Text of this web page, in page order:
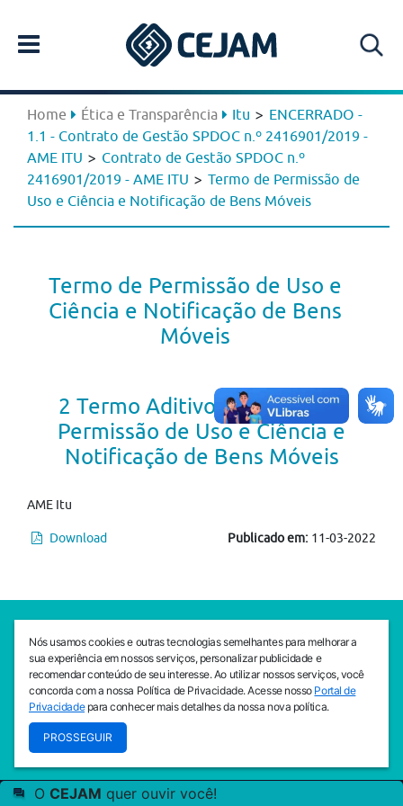
Home Ética e Transparência Itu > ENCERRADO -
1.1 - Contrato de Gestão SPDOC n.º 2416901/2019 -
AME ITU > Contrato de Gestão SPDOC n.º
2416901/2019 - AME ITU > Termo de Permissão de
Uso e Ciência e Notificação de Bens Móveis
Termo de Permissão de Uso e
Ciência e Notificação de Bens
Móveis
2 Termo Aditivo ao Termo de
Permissão de Uso e Ciência e
Notificação de Bens Móveis
AME Itu
Download Publicado em: 11-03-2022
SEDE CEJAM
Av. da Liberdade, 765, Liberdade, São Paulo, 01503-001
(11) 3469 - 1818
INSTITUTO CEJAM
Av. da Liberdade, 765, Liberdade, São Paulo, 01503-001
© 2026
Nós usamos cookies e outras tecnologias semelhantes para melhorar a
sua experiência em nossos serviços, personalizar publicidade e
recomendar conteúdo de seu interesse. Ao utilizar nossos serviços, você
concorda com a nossa Política de Privacidade. Acesse nosso Portal de
Privacidadepara conhecer mais detalhes da nossa nova política.
PROSSEGUIR
O CEJAM quer ouvir você!